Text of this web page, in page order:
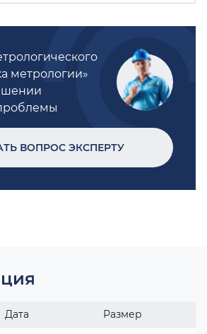
метрологии»
ВОПРОС ЭКСПЕРТУ
Дата Размер